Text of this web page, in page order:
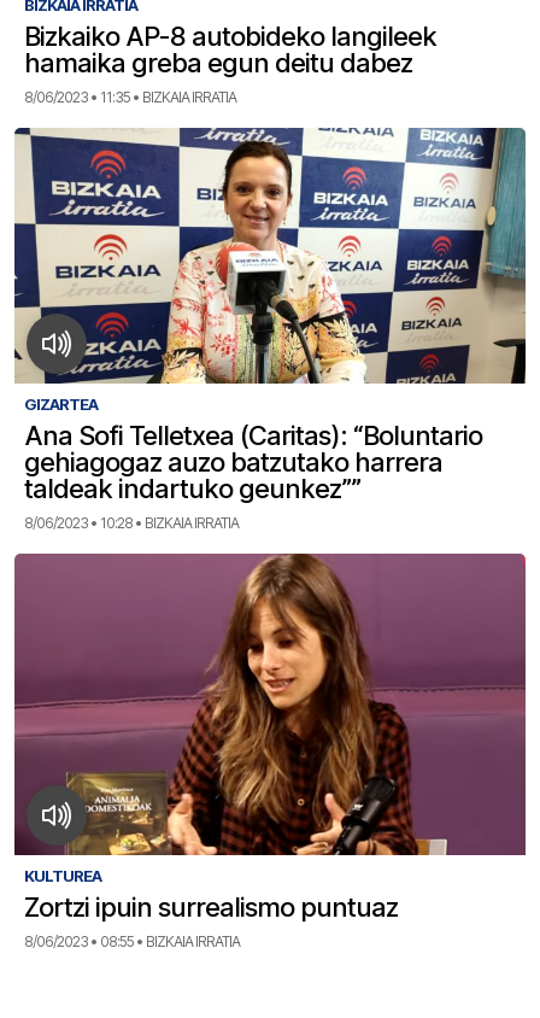
BIZKAIA IRRATIA
Bizkaiko AP-8 autobideko langileek
hamaika greba egun deitu dabez
8/06/2023 • 11:35 • BIZKAIA IRRATIA
GIZARTEA
Ana Sofi Telletxea (Caritas): “Boluntario
gehiagogaz auzo batzutako harrera
taldeak indartuko geunkez””
8/06/2023 • 10:28 • BIZKAIA IRRATIA
KULTUREA
Zortzi ipuin surrealismo puntuaz
8/06/2023 • 08:55 • BIZKAIA IRRATIA